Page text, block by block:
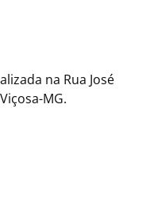
na Rua José
MG.